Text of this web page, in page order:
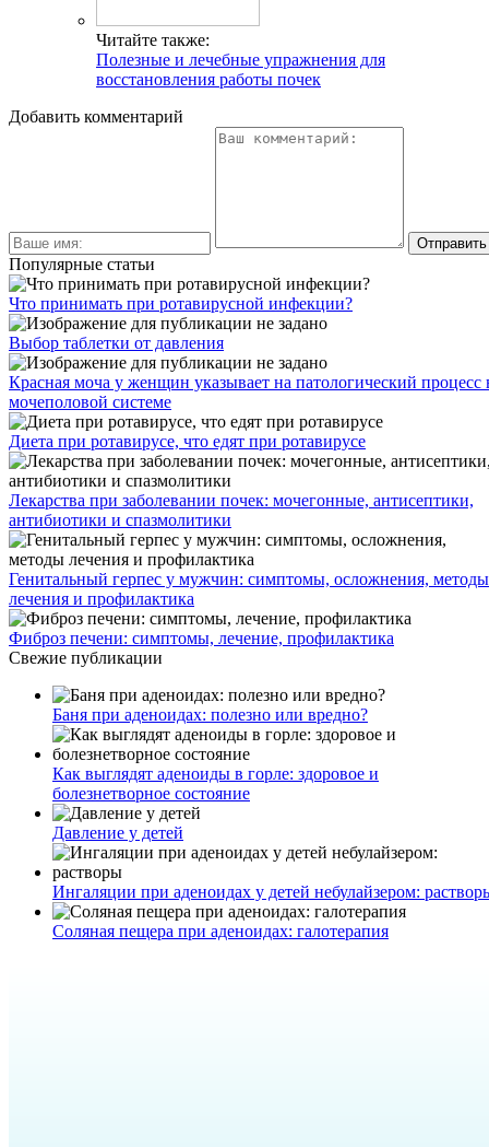
Читайте также:
Полезные и лечебные упражнения для
восстановления работы почек
Добавить комментарий
Популярные статьи
Что принимать при ротавирусной инфекции?
Выбор таблетки от давления
Красная моча у женщин указывает на патологический процесс
мочеполовой системе
Диета при ротавирусе, что едят при ротавирусе
Лекарства при заболевании почек: мочегонные, антисептики,
антибиотики и спазмолитики
Генитальный герпес у мужчин: симптомы, осложнения, методы
лечения и профилактика
Фиброз печени: симптомы, лечение, профилактика
Свежие публикации
Баня при аденоидах: полезно или вредно?
Как выглядят аденоиды в горле: здоровое и
болезнетворное состояние
Давление у детей
Ингаляции при аденоидах у детей небулайзером:
Соляная пещера при аденоидах: галотерапия